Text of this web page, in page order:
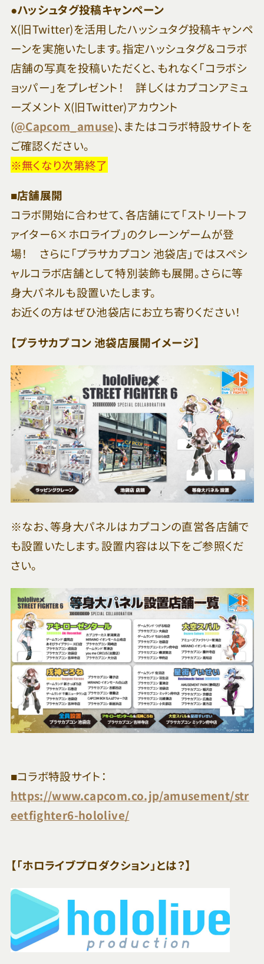
●ハッシュタグ投稿キャンペーン
X(旧Twitter)を活用したハッシュタグ投稿キャンペ
ーンを実施いたします。指定ハッシュタグ＆コラボ
店舗の写真を投稿いただくと、もれなく「コラボシ
ョッパー」をプレゼント！ 詳しくはカプコンアミュ
ーズメント X(旧Twitter)アカウント
(@Capcom_amuse)、またはコラボ特設サイトを
ご確認ください。
※無くなり次第終了
■店舗展開
コラボ開始に合わせて、各店舗にて「ストリートフ
ァイター6×ホロライブ」のクレーンゲームが登
場！ さらに「プラサカプコン 池袋店」ではスペシ
ャルコラボ店舗として特別装飾も展開。さらに等
身大パネルも設置いたします。
お近くの方はぜひ池袋店にお立ち寄りください！
【プラサカプコン 池袋店展開イメージ】
※なお、等身大パネルはカプコンの直営各店舗で
も設置いたします。設置内容は以下をご参照くだ
さい。
■コラボ特設サイト：
https://www.capcom.co.jp/amusement/str
eetfighter6-hololive/
【「ホロライブプロダクション」とは？】